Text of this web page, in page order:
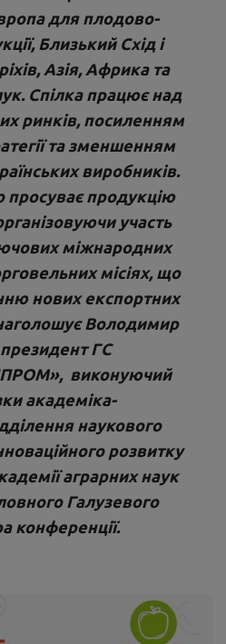
для плодово-
Близький Схід і
Азія, Африка та
Спілка працює над
ринків, посиленням
та зменшенням
виробників.
просуває продукцію
участь
міжнародних
місіях, що
нових експортних
Володимир
президентГС
виконуючий
академіка-
наукового
розвитку
аграрних наук
Галузевого
конференції.